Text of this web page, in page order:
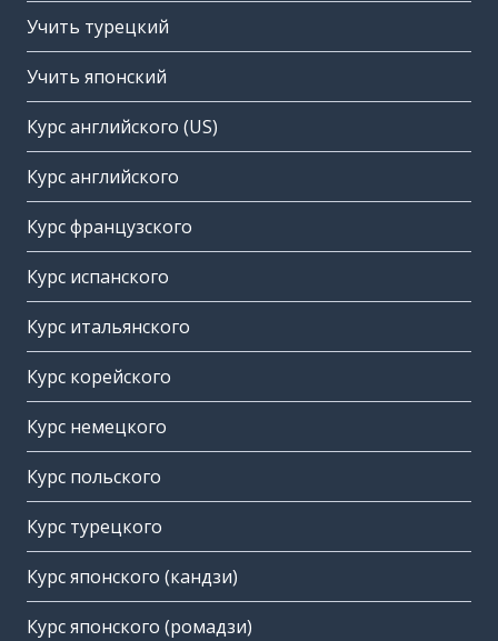
Учить турецкий
Учить японский
Курс английского (US)
Курс английского
Курс французского
Курс испанского
Курс итальянского
Курс корейского
Курс немецкого
Курс польского
Курс турецкого
Курс японского (кандзи)
Курс японского (ромадзи)